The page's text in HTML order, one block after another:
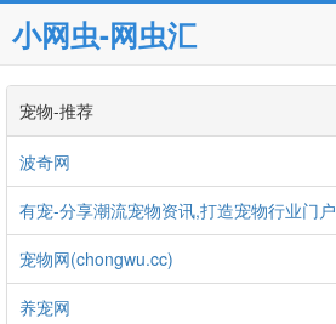
小网虫-网虫汇
宠物-推荐
波奇网
有宠-分享潮流宠物资讯,打造宠物行业门户
宠物网(chongwu.cc)
养宠网